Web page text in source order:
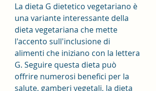
La dieta G dietetico vegetariano è
una variante interessante della
dieta vegetariana che mette
l'accento sull'inclusione di
alimenti che iniziano con la lettera
G. Seguire questa dieta può
offrire numerosi benefici per la
salute, gamberi vegetali, la dieta